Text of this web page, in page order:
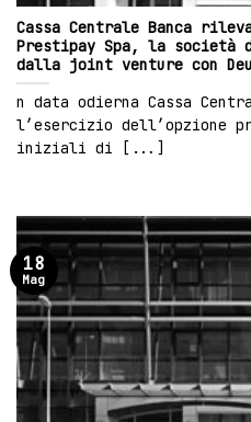
Cassa Centrale Banca
Prestipay Spa, la società
dalla joint venture con
n data odierna Cassa
l’esercizio dell’opzione
iniziali di [...]
18
Mag